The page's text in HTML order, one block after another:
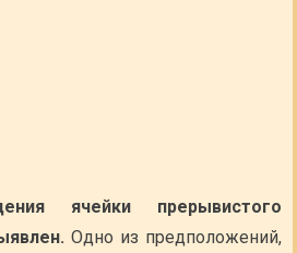
ячейки прерывистого
Одно из предположений,